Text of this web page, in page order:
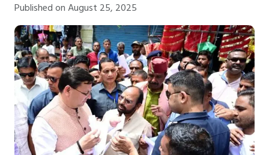
Published on August 25, 2025